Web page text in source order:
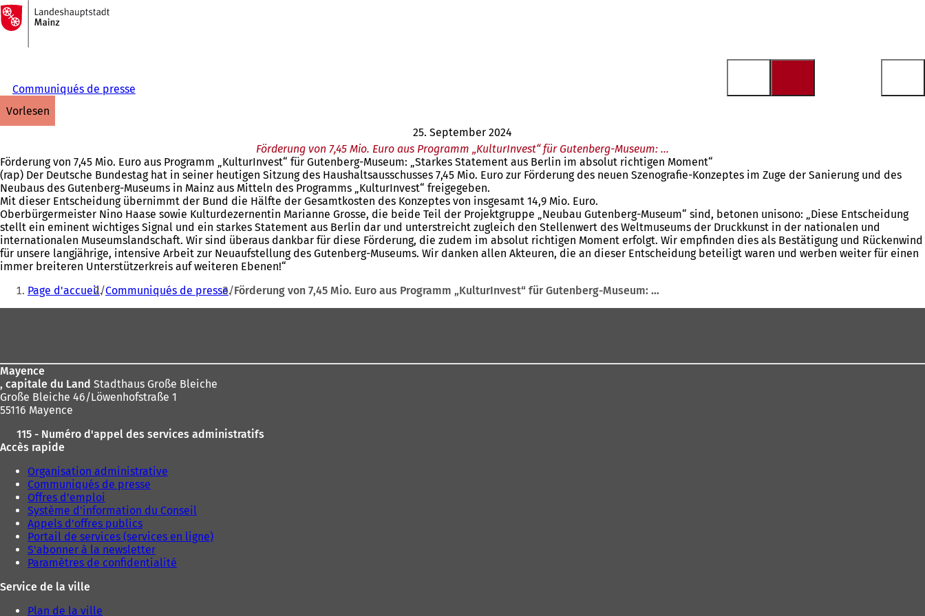
Inhalt anspringen
Zur
Startseite
Communiqués de presse
vorlesen
25. September 2024
Förderung von 7,45 Mio. Euro aus Programm „KulturInvest“ für Gutenberg-Museum: …
Förderung von 7,45 Mio. Euro aus Programm „KulturInvest“ für Gutenberg-Museum: „Starkes Statement aus Berlin im absolut richtigen Moment“
(rap) Der Deutsche Bundestag hat in seiner heutigen Sitzung des Haushaltsausschusses 7,45 Mio. Euro zur Förderung des neuen Szenografie-Konzeptes im Zuge der Sanierung und des
Neubaus des Gutenberg-Museums in Mainz aus Mitteln des Programms „KulturInvest“ freigegeben.
Mit dieser Entscheidung übernimmt der Bund die Hälfte der Gesamtkosten des Konzeptes von insgesamt 14,9 Mio. Euro.
Oberbürgermeister Nino Haase sowie Kulturdezernentin Marianne Grosse, die beide Teil der Projektgruppe „Neubau Gutenberg-Museum“ sind, betonen unisono: „Diese Entscheidung
stellt ein eminent wichtiges Signal und ein starkes Statement aus Berlin dar und unterstreicht zugleich den Stellenwert des Weltmuseums der Druckkunst in der nationalen und
internationalen Museumslandschaft. Wir sind überaus dankbar für diese Förderung, die zudem im absolut richtigen Moment erfolgt. Wir empfinden dies als Bestätigung und Rückenwind
für unsere langjährige, intensive Arbeit zur Neuaufstellung des Gutenberg-Museums. Wir danken allen Akteuren, die an dieser Entscheidung beteiligt waren und werben weiter für einen
immer breiteren Unterstützerkreis auf weiteren Ebenen!“
Sie
befinden
Page d'accueil Communiqués de presse Förderung von 7,45 Mio. Euro aus Programm „KulturInvest“ für Gutenberg-Museum: …
Mayence
, capitale du Land Stadthaus Große Bleiche
Große Bleiche 46/Löwenhofstraße 1
55116 Mayence
115 - Numéro d'appel des services administratifs
Accès rapide
Organisation administrative
Communiqués de presse
Offres d'emploi
Système d'information du Conseil
Appels d'offres publics
Portail de services (services en ligne)
S'abonner à la newsletter
Paramètres de confidentialité
Service de la ville
Plan de la ville